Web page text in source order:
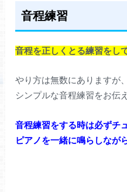
音程練習
音程を正しくとる練習をし
やり方は無数にありますが
シンプルな音程練習をお伝
音程練習をする時は必ずチ
ピアノを一緒に鳴らしなが